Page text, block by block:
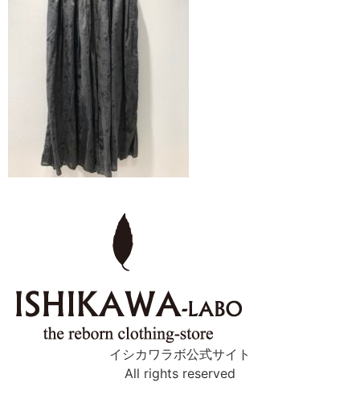
イシカワラボ公式サイト
All rights reserved